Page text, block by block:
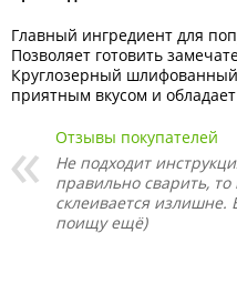
Главный ингредиент для
Позволяет готовить
Круглозерный
приятным вкусом и
Отзывы покупателей
Не подходит
правильно сварить,
склеивается излишне.
поищу ещё)